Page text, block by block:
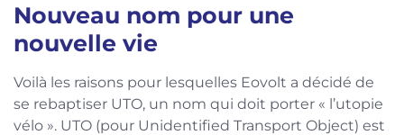
Nouveau nom pour une
nouvelle vie
Voilà les raisons pour lesquelles Eovolt a décidé de
se rebaptiser UTO, un nom qui doit porter « l’utopie
vélo ». UTO (pour Unidentified Transport Object) est